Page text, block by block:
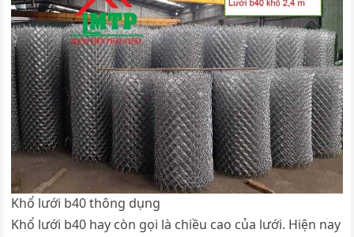
Khổ lưới b40 thông dụng
Khổ lưới b40 hay còn gọi là chiều cao của lưới. Hiện nay